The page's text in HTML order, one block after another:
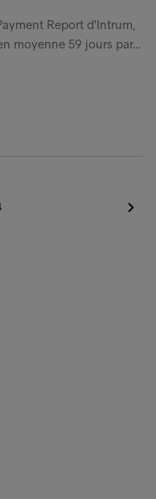
Report d'Intrum,
moyenne 59 jours par…